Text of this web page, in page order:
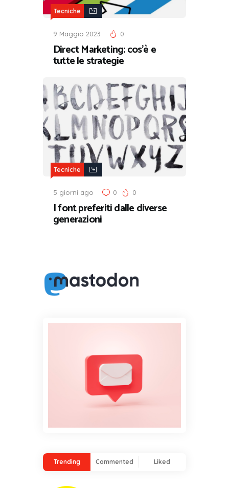
Tecniche
9 Maggio 2023 0
Direct Marketing: cos’è e
tutte le strategie
Tecniche
5 giorni ago 0 0
I font preferiti dalle diverse
generazioni
Trending Commented Liked